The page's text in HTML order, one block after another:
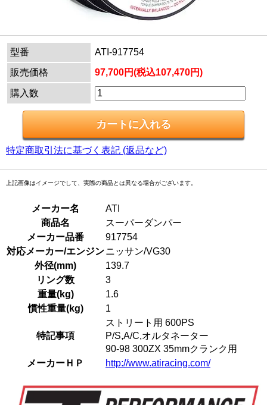
型番
ATI-917754
販売価格
97,700円(税込107,470円)
購入数
特定商取引法に基づく表記 (返品など)
上記画像はイメージでして、実際の商品とは異なる場合がございます。
メーカー名
ATI
商品名
スーパーダンパー
メーカー品番
917754
対応メーカー/エンジンニッサン/VG30
外径(mm)
139.7
リング数
3
重量(kg)
1.6
慣性重量(kg)
1
特記事項
ストリート用 600PS
P/S,A/C,オルタネーター
90-98 300ZX 35mmクランク用
メーカーＨＰ
http://www.atiracing.com/